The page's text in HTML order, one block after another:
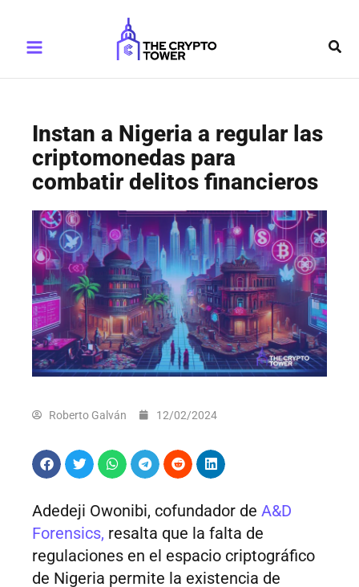
contenido
Menu
Instan a Nigeria a regular las
criptomonedas para
combatir delitos financieros
Roberto Galván 12/02/2024
Adedeji Owonibi, cofundador de A&D
Forensics, resalta que la falta de
regulaciones en el espacio criptográfico
de Nigeria permite la existencia de